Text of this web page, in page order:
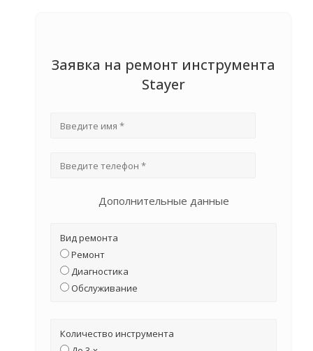
Заявка на ремонт инструмента
Stayer
Дополнительные данные
Вид ремонта
Ремонт
Диагностика
Обслуживание
Количество инструмента